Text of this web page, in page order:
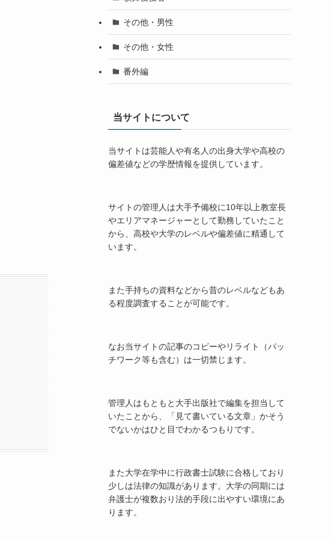
その他・男性
その他・女性
番外編
当サイトについて
当サイトは芸能人や有名人の出身大学や高校の
偏差値などの学歴情報を提供しています。
サイトの管理人は大手予備校に10年以上教室長
やエリアマネージャーとして勤務していたこと
から、高校や大学のレベルや偏差値に精通して
います。
また手持ちの資料などから昔のレベルなどもあ
る程度調査することが可能です。
なお当サイトの記事のコピーやリライト（パッ
チワーク等も含む）は一切禁じます。
管理人はもともと大手出版社で編集を担当して
いたことから、「見て書いている文章」かそう
でないかはひと目でわかるつもりです。
また大学在学中に行政書士試験に合格しており
少しは法律の知識があります。大学の同期には
弁護士が複数おり法的手段に出やすい環境にあ
ります。